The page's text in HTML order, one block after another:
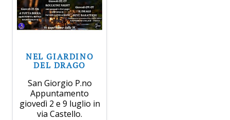
NEL GIARDINO
DEL DRAGO
San Giorgio P.no
Appuntamento
giovedì 2 e 9 luglio in
via Castello.